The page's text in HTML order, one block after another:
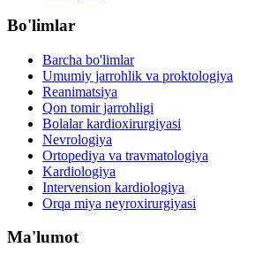
Bo'limlar
Barcha bo'limlar
Umumiy jarrohlik va proktologiya
Reanimatsiya
Qon tomir jarrohligi
Bolalar kardioxirurgiyasi
Nevrologiya
Ortopediya va travmatologiya
Kardiologiya
Intervension kardiologiya
Orqa miya neyroxirurgiyasi
Ma'lumot